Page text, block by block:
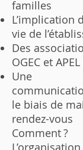
familles
L’implication
vie de
Des
OGEC et
Une
le biais de
rendez-vous
Comment ?